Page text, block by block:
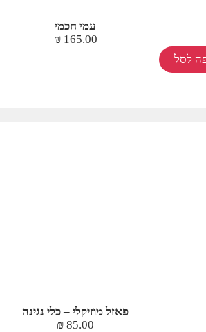
עמי חכמי
165.00
₪
לסל
פאזל מוזיקלי – כלי נגינה
85.00
₪